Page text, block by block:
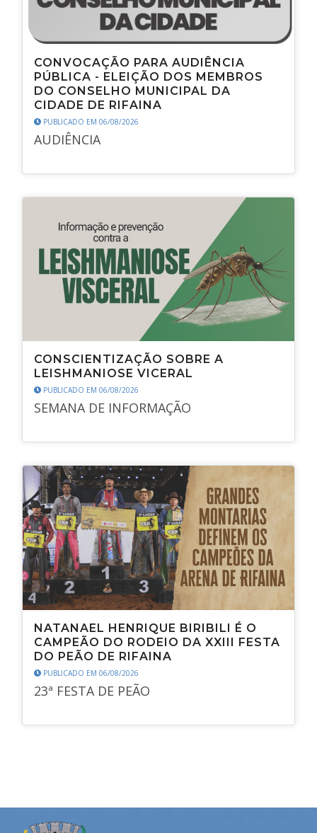
CONVOCAÇÃO PARA AUDIÊNCIA
PÚBLICA - ELEIÇÃO DOS MEMBROS
DO CONSELHO MUNICIPAL DA
CIDADE DE RIFAINA
PUBLICADO EM 06/08/2026
AUDIÊNCIA
CONSCIENTIZAÇÃO SOBRE A
LEISHMANIOSE VICERAL
PUBLICADO EM 06/08/2026
SEMANA DE INFORMAÇÃO
NATANAEL HENRIQUE BIRIBILI É O
CAMPEÃO DO RODEIO DA XXIII FESTA
DO PEÃO DE RIFAINA
PUBLICADO EM 06/08/2026
23ª FESTA DE PEÃO